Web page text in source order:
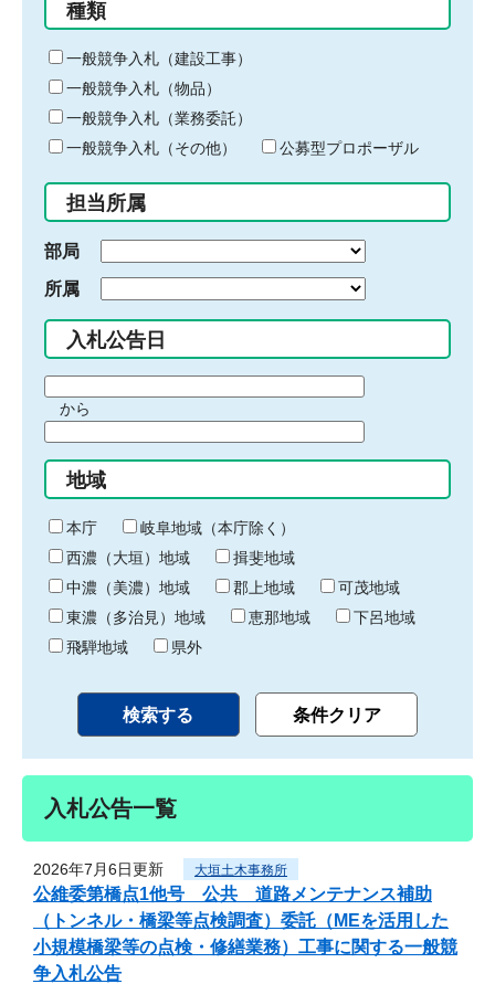
る
キ
ー
ワ
ー
ド
入
力
種類
一般競争入札（建設工事）
一般競争入札（物品）
一般競争入札（業務委託）
一般競争入札（その他）
公募型プロポーザル
担当所属
部局
所属
入札公告日
間
始
り
から
間
終
わ
り
地域
本庁
岐阜地域（本庁除く）
西濃（大垣）地域
揖斐地域
中濃（美濃）地域
郡上地域
可茂地域
東濃（多治見）地域
恵那地域
下呂地域
飛騨地域
県外
入札公告一覧
2026年7月6日更新 大垣土木事務所
公維委第橋点1他号 公共 道路メンテナンス補助
（トンネル・橋梁等点検調査）委託（MEを活用した
小規模橋梁等の点検・修繕業務）工事に関する一般競
争入札公告